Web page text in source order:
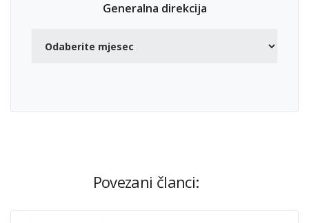
Generalna direkcija
Povezani članci: